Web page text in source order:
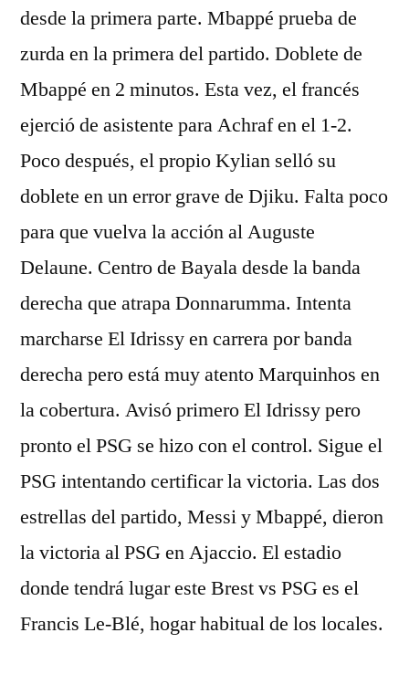
desde la primera parte. Mbappé prueba de
zurda en la primera del partido. Doblete de
Mbappé en 2 minutos. Esta vez, el francés
ejerció de asistente para Achraf en el 1-2.
Poco después, el propio Kylian selló su
doblete en un error grave de Djiku. Falta poco
para que vuelva la acción al Auguste
Delaune. Centro de Bayala desde la banda
derecha que atrapa Donnarumma. Intenta
marcharse El Idrissy en carrera por banda
derecha pero está muy atento Marquinhos en
la cobertura. Avisó primero El Idrissy pero
pronto el PSG se hizo con el control. Sigue el
PSG intentando certificar la victoria. Las dos
estrellas del partido, Messi y Mbappé, dieron
la victoria al PSG en Ajaccio. El estadio
donde tendrá lugar este Brest vs PSG es el
Francis Le-Blé, hogar habitual de los locales.